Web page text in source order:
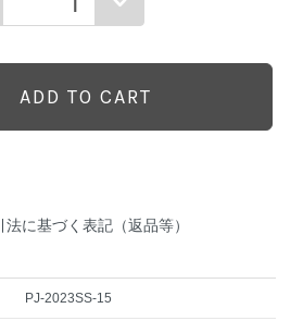
ADD TO CART
に基づく表記（返品等）
PJ-2023SS-15